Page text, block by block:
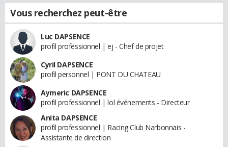
Vous recherchez peut-être
Luc DAPSENCE
profil professionnel | ej - Chef de projet
Cyril DAPSENCE
profil personnel | PONT DU CHATEAU
Aymeric DAPSENCE
profil professionnel | lol événements - Directeur
Anita DAPSENCE
profil professionnel | Racing Club Narbonnais -
Assistante de direction